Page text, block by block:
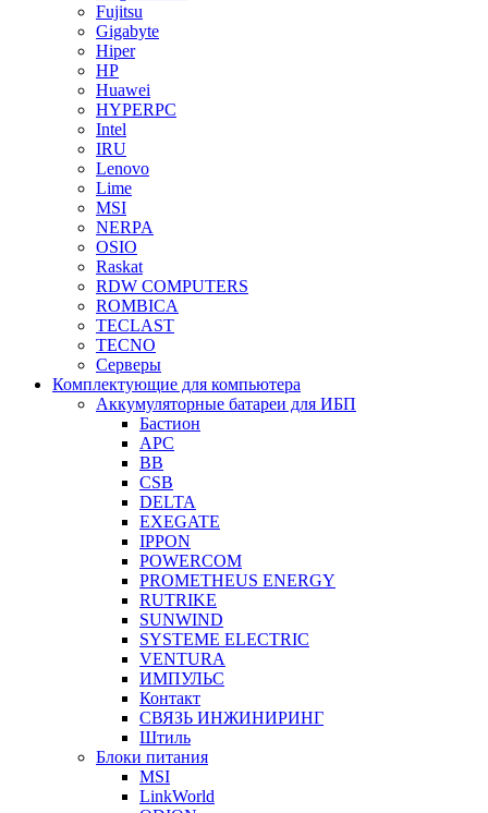
Fujitsu
Gigabyte
Hiper
HP
Huawei
HYPERPC
Intel
IRU
Lenovo
Lime
MSI
NERPA
OSIO
Raskat
RDW COMPUTERS
ROMBICA
TECLAST
TECNO
Серверы
Комплектующие для компьютера
Аккумуляторные батареи для ИБП
Бастион
APC
BB
CSB
DELTA
EXEGATE
IPPON
POWERCOM
PROMETHEUS ENERGY
RUTRIKE
SUNWIND
SYSTEME ELECTRIC
VENTURA
ИМПУЛЬС
Контакт
СВЯЗЬ ИНЖИНИРИНГ
Штиль
Блоки питания
MSI
LinkWorld